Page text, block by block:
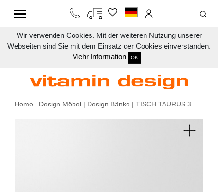
Wir verwenden Cookies. Mit der weiteren Nutzung unserer
Webseiten sind Sie mit dem Einsatz der Cookies einverstanden.
Mehr Information
OK
Home | Design Möbel | Design Bänke | TISCH TAURUS 3